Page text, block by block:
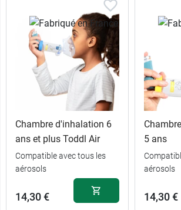
Chambre d'inhalation 6
ans et plus Toddl Air
Compatible avec tous les
aérosols
14,30 €
5 ans
aérosols
14,30 €